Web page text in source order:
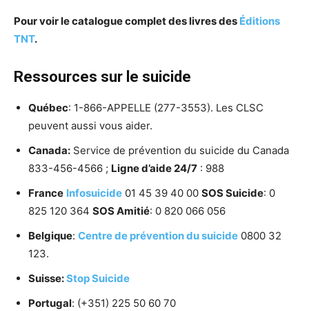
Pour voir le catalogue complet des livres des Éditions
TNT.
Ressources sur le suicide
Québec: 1-866-APPELLE (277-3553). Les CLSC
peuvent aussi vous aider.
Canada: Service de prévention du suicide du Canada
833-456-4566 ; Ligne d’aide 24/7 : 988
France Infosuicide 01 45 39 40 00 SOS Suicide: 0
825 120 364 SOS Amitié: 0 820 066 056
Belgique: Centre de prévention du suicide 0800 32
123.
Suisse:Stop Suicide
Portugal: (+351) 225 50 60 70